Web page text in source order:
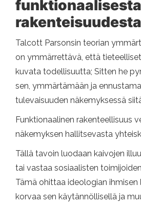
funktionaalisesta
rakenteisuudesta
Talcott Parsonsin teorian
on ymmärrettävä, että
kuvata todellisuutta; Sitten he
sen, ymmärtämään ja
tulevaisuuden näkemyksessä
Funktionaalinen rakenteellisuus
näkemyksen hallitsevasta
Tällä tavoin luodaan kaivojen
tai vastaa sosiaalisten
Tämä ohittaa ideologian ihmisen
korvaa sen käytännöllisellä ja